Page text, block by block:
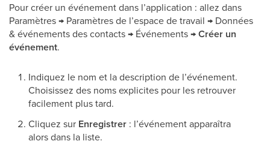
Pour créer un événement dans l’application : allez dans
Paramètres → Paramètres de l’espace de travail → Données
& événements des contacts → Événements →Créer un
événement.
Indiquez le nom et la description de l’événement.
Choisissez des noms explicites pour les retrouver
facilement plus tard.
Cliquez sur Enregistrer : l’événement apparaîtra
alors dans la liste.